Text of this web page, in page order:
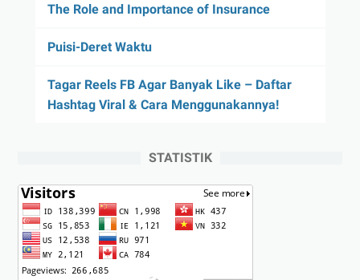
The Role and Importance of Insurance
Puisi-Deret Waktu
Tagar Reels FB Agar Banyak Like – Daftar
Hashtag Viral & Cara Menggunakannya!
STATISTIK